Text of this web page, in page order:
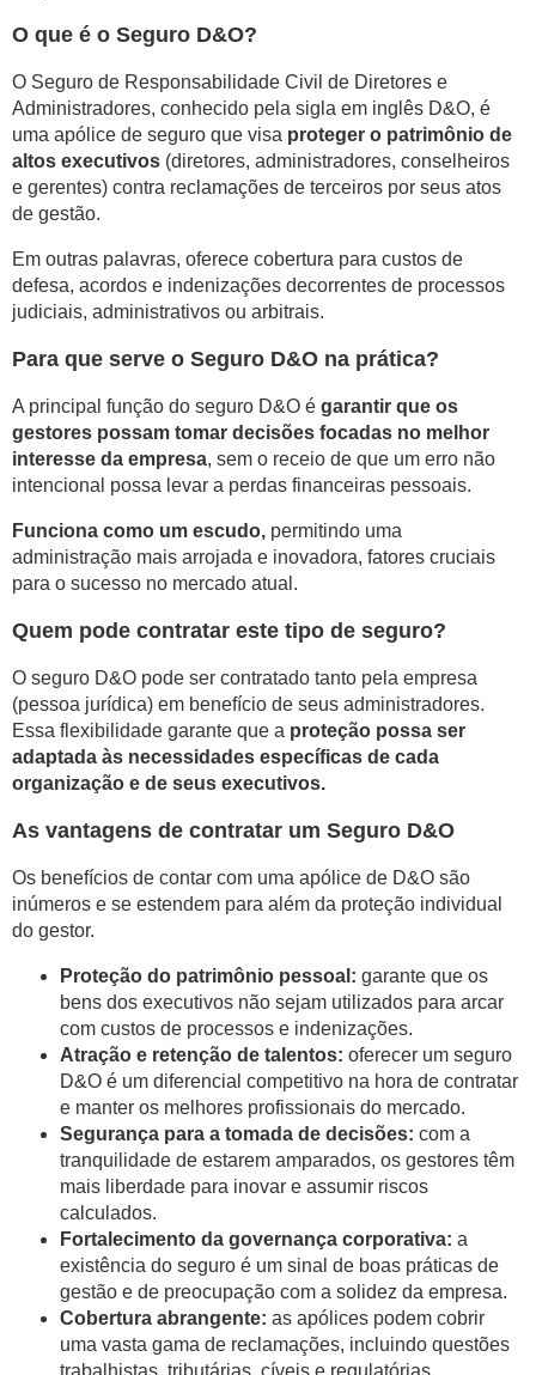
O que é o Seguro D&O?
O Seguro de Responsabilidade Civil de Diretores e
Administradores, conhecido pela sigla em inglês D&O, é
uma apólice de seguro que visa proteger o patrimônio de
altos executivos (diretores, administradores, conselheiros
e gerentes) contra reclamações de terceiros por seus atos
de gestão.
Em outras palavras, oferece cobertura para custos de
defesa, acordos e indenizações decorrentes de processos
judiciais, administrativos ou arbitrais.
Para que serve o Seguro D&O na prática?
A principal função do seguro D&O é garantir que os
gestores possam tomar decisões focadas no melhor
interesse da empresa, sem o receio de que um erro não
intencional possa levar a perdas financeiras pessoais.
Funciona como um escudo, permitindo uma
administração mais arrojada e inovadora, fatores cruciais
para o sucesso no mercado atual.
Quem pode contratar este tipo de seguro?
O seguro D&O pode ser contratado tanto pela empresa
(pessoa jurídica) em benefício de seus administradores.
Essa flexibilidade garante que a proteção possa ser
adaptada às necessidades específicas de cada
organização e de seus executivos.
As vantagens de contratar um Seguro D&O
Os benefícios de contar com uma apólice de D&O são
inúmeros e se estendem para além da proteção individual
do gestor.
Proteção do patrimônio pessoal: garante que os
bens dos executivos não sejam utilizados para arcar
com custos de processos e indenizações.
Atração e retenção de talentos: oferecer um seguro
D&O é um diferencial competitivo na hora de contratar
e manter os melhores profissionais do mercado.
Segurança para a tomada de decisões: com a
tranquilidade de estarem amparados, os gestores têm
mais liberdade para inovar e assumir riscos
calculados.
Fortalecimento da governança corporativa: a
existência do seguro é um sinal de boas práticas de
gestão e de preocupação com a solidez da empresa.
Cobertura abrangente: as apólices podem cobrir
uma vasta gama de reclamações, incluindo questões
trabalhistas, tributárias, cíveis e regulatórias.